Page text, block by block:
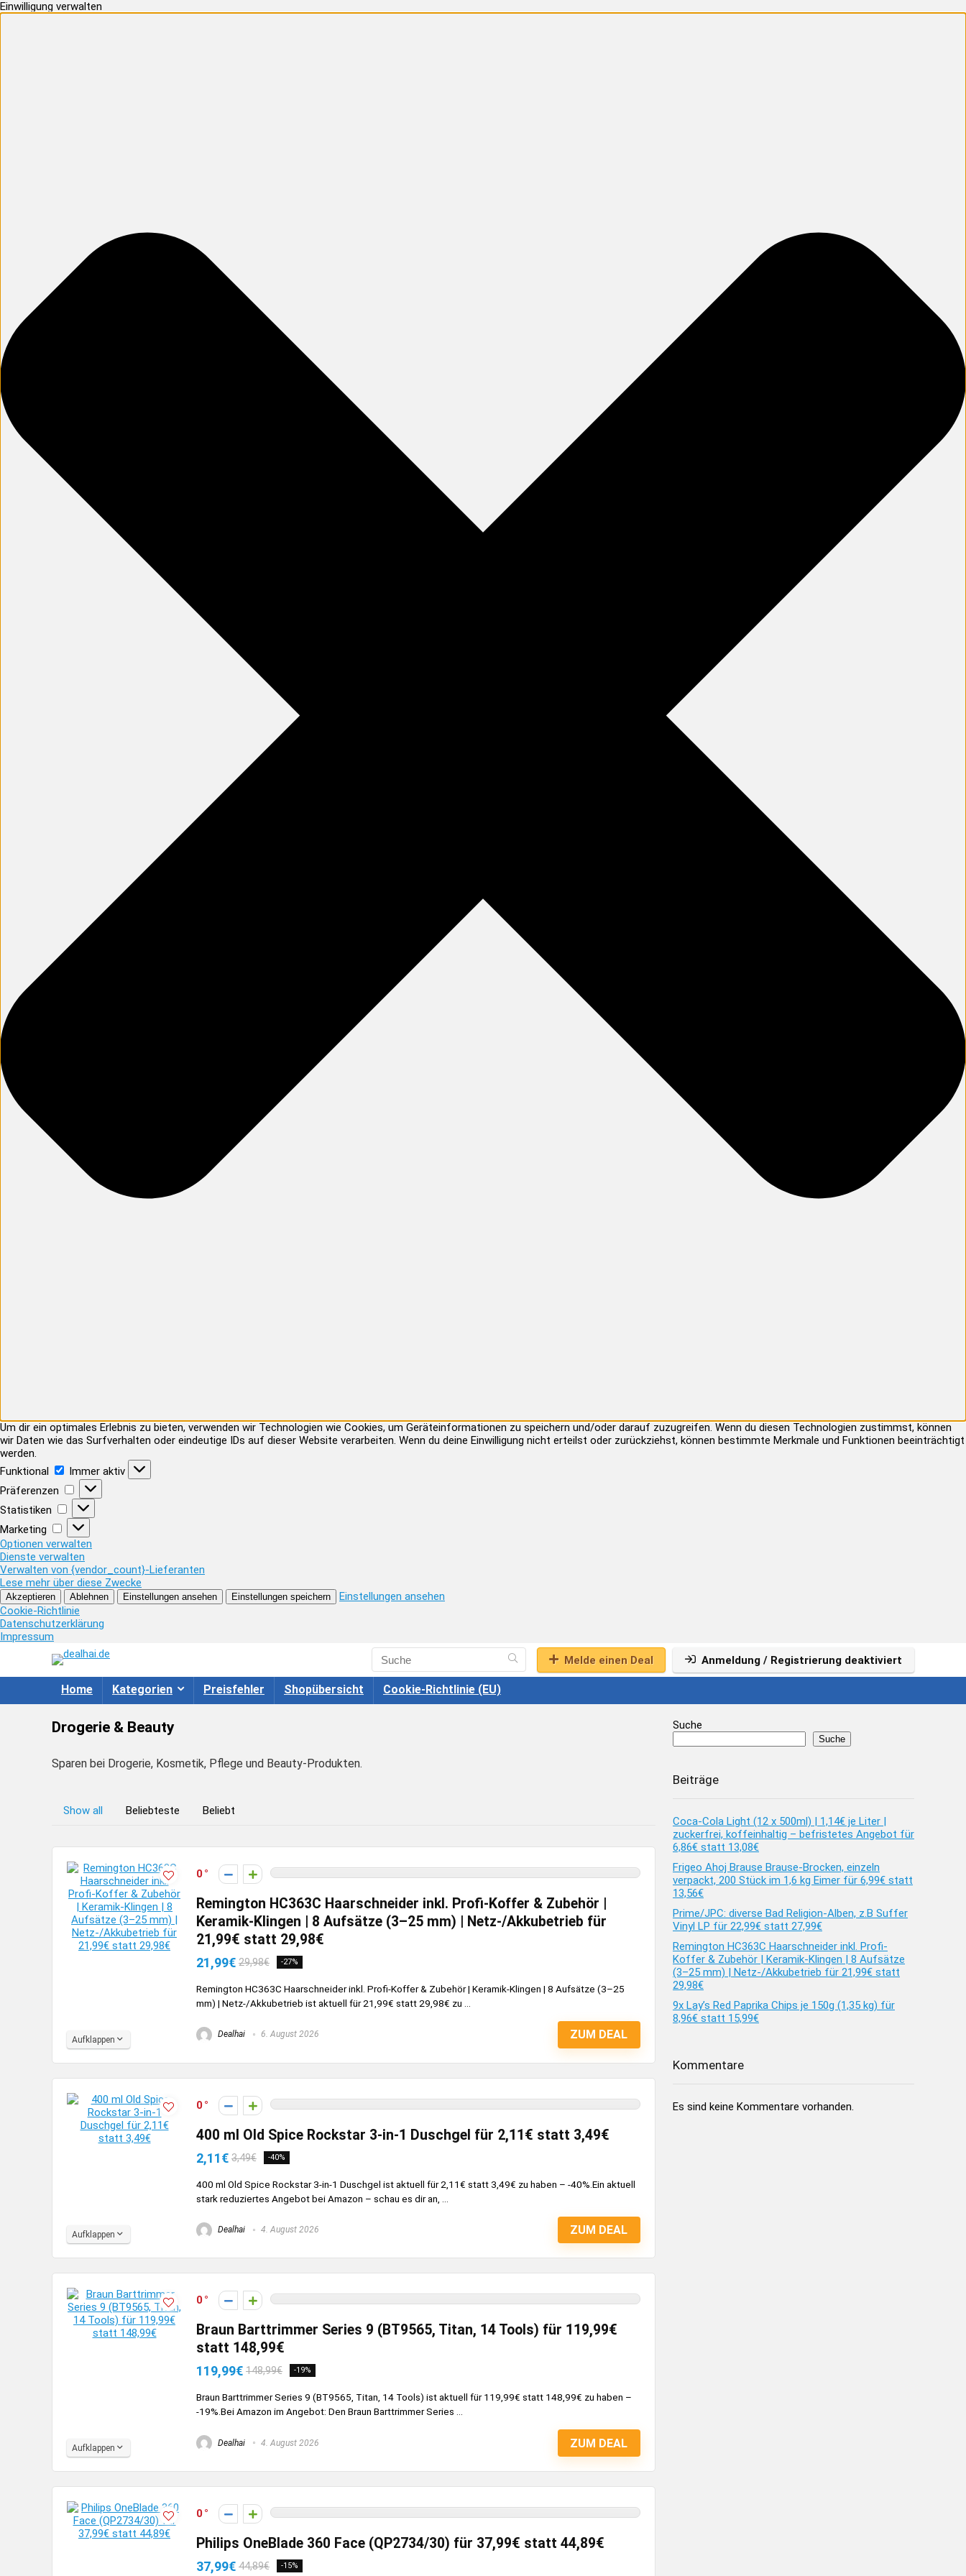
Einwilligung verwalten
Um dir ein optimales Erlebnis zu bieten, verwenden wir Technologien wie Cookies, um Geräteinformationen zu speichern und/oder darauf zuzugreifen. Wenn du diesen Technologien zustimmst, können
wir Daten wie das Surfverhalten oder eindeutige IDs auf dieser Website verarbeiten. Wenn du deine Einwilligung nicht erteilst oder zurückziehst, können bestimmte Merkmale und Funktionen beeinträchtigt
werden.
Funktional
Funktional
Immer aktiv
Präferenzen
Präferenzen
Statistiken
Statistiken
Marketing
Marketing
Optionen verwalten
Dienste verwalten
Verwalten von {vendor_count}-Lieferanten
Lese mehr über diese Zwecke
Akzeptieren Ablehnen Einstellungen ansehen Einstellungen speichern
Einstellungen ansehen
Cookie-Richtlinie
Datenschutzerklärung
Impressum
Melde einen Deal
Anmeldung / Registrierung deaktiviert
Home Kategorien Preisfehler Shopübersicht Cookie-Richtlinie (EU)
Drogerie & Beauty
Sparen bei Drogerie, Kosmetik, Pflege und Beauty-Produkten.
Show all Beliebteste Beliebt
0
Remington HC363C Haarschneider inkl. Profi-Koffer & Zubehör |
Keramik-Klingen | 8 Aufsätze (3–25 mm) | Netz-/Akkubetrieb für
21,99€ statt 29,98€
21,99€ 29,98€ -27%
Remington HC363C Haarschneider inkl. Profi-Koffer & Zubehör | Keramik-Klingen | 8 Aufsätze (3–25
mm) | Netz-/Akkubetrieb ist aktuell für 21,99€ statt 29,98€ zu ...
Dealhai 6. August 2026 ZUM DEAL
Aufklappen
0
400 ml Old Spice Rockstar 3-in-1 Duschgel für 2,11€ statt 3,49€
2,11€ 3,49€ -40%
400 ml Old Spice Rockstar 3-in-1 Duschgel ist aktuell für 2,11€ statt 3,49€ zu haben – -40%.Ein aktuell
stark reduziertes Angebot bei Amazon – schau es dir an, ...
Dealhai 4. August 2026 ZUM DEAL
Aufklappen
0
Braun Barttrimmer Series 9 (BT9565, Titan, 14 Tools) für 119,99€
statt 148,99€
119,99€ 148,99€ -19%
Braun Barttrimmer Series 9 (BT9565, Titan, 14 Tools) ist aktuell für 119,99€ statt 148,99€ zu haben –
-19%.Bei Amazon im Angebot: Den Braun Barttrimmer Series ...
Dealhai 4. August 2026 ZUM DEAL
Aufklappen
0
Philips OneBlade 360 Face (QP2734/30) für 37,99€ statt 44,89€
37,99€ 44,89€ -15%
Suche
Suche
Beiträge
Coca-Cola Light (12 x 500ml) | 1,14€ je Liter |
zuckerfrei, koffeinhaltig – befristetes Angebot für
6,86€ statt 13,08€
Frigeo Ahoj Brause Brause-Brocken, einzeln
verpackt, 200 Stück im 1,6 kg Eimer für 6,99€ statt
13,56€
Prime/JPC: diverse Bad Religion-Alben, z.B Suffer
Vinyl LP für 22,99€ statt 27,99€
Remington HC363C Haarschneider inkl. Profi-
Koffer & Zubehör | Keramik-Klingen | 8 Aufsätze
(3–25 mm) | Netz-/Akkubetrieb für 21,99€ statt
29,98€
9x Lay’s Red Paprika Chips je 150g (1,35 kg) für
8,96€ statt 15,99€
Kommentare
Es sind keine Kommentare vorhanden.